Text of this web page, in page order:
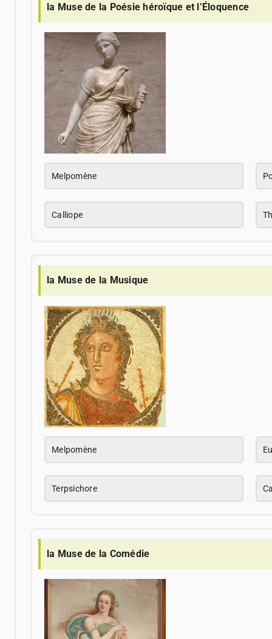
la Muse de la Poésie héroïque et l’Éloquence
Melpomène
Calliope
la Muse de la Musique
Melpomène
Terpsichore
la Muse de la Comédie